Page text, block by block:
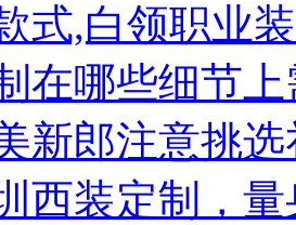
式,白领职业
在哪些细节
新郎注意挑
西装定制，